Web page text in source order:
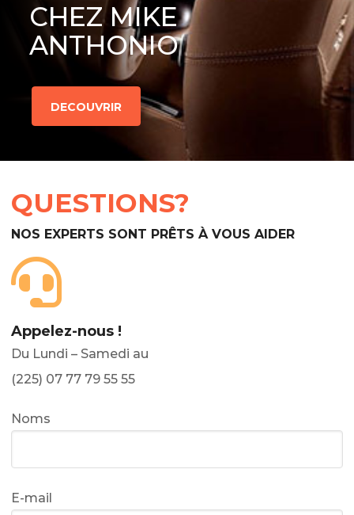
CHEZ MIKE
ANTHONIO
DECOUVRIR
QUESTIONS?
NOS EXPERTS SONT PRÊTS À VOUS AIDER
Appelez-nous !
Du Lundi – Samedi au
(225) 07 77 79 55 55
Noms
E-mail